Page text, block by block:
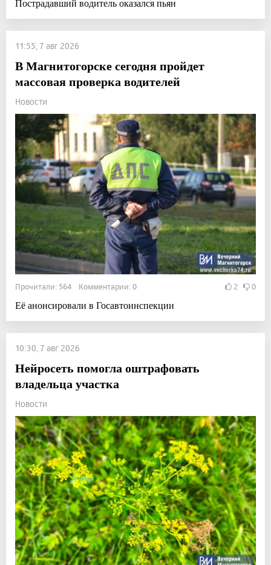
Пострадавший водитель оказался пьян
11:55, 7 авг 2026
В Магнитогорске сегодня пройдет
массовая проверка водителей
Новости
Прочитали: 564 Комментарии: 0 2 0
Её анонсировали в Госавтоинспекции
10:30, 7 авг 2026
Нейросеть помогла оштрафовать
владельца участка
Новости